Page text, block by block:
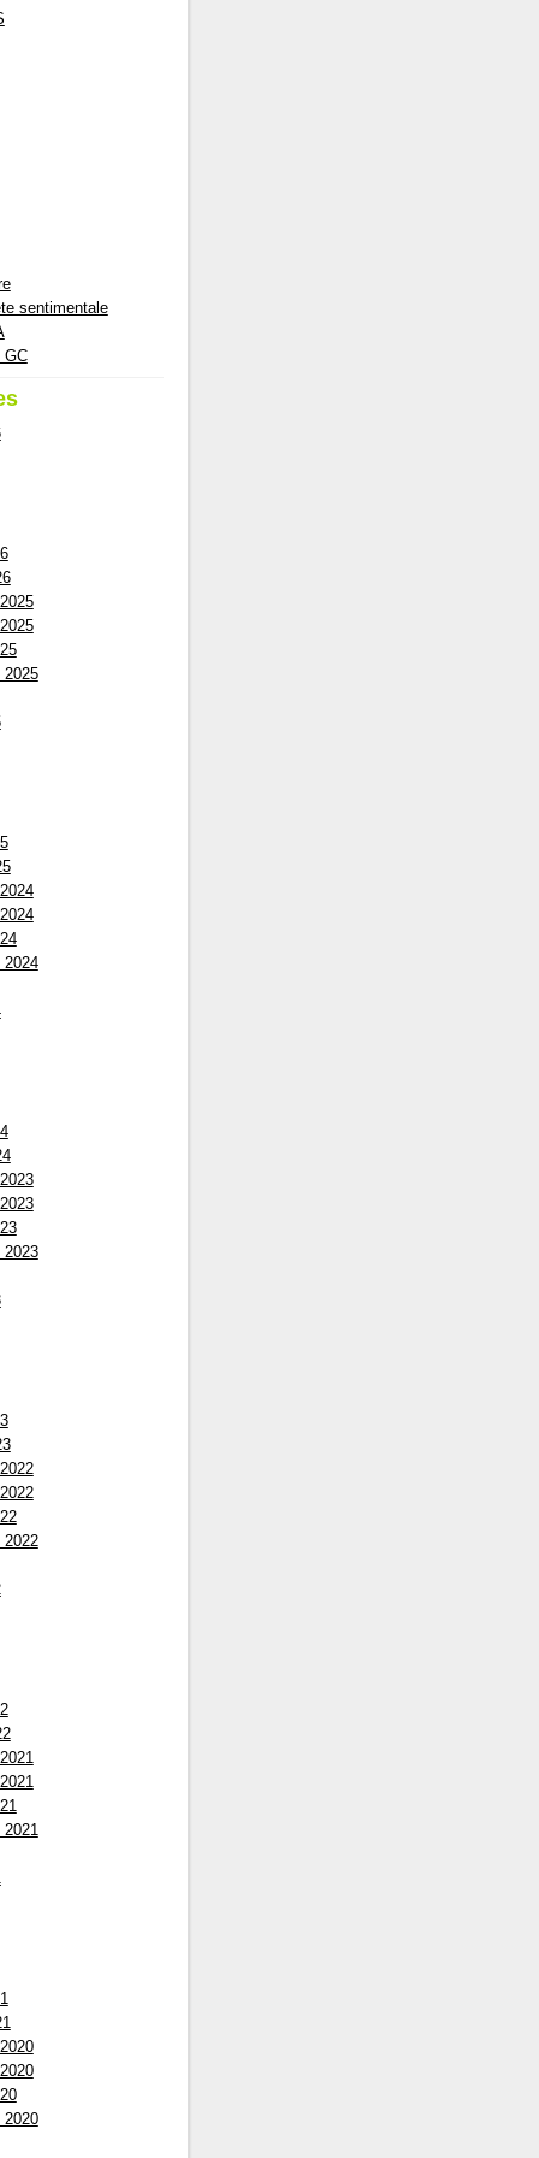
sentimentale
GC
2025
2024
2023
2022
2021
2020